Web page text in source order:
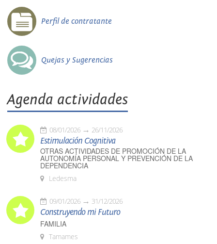
Perfil de contratante
Quejas y Sugerencias
Agenda actividades
08/01/2026 26/11/2026
Estimulación Cognitiva
OTRAS ACTIVIDADES DE PROMOCIÓN DE LA
AUTONOMÍA PERSONAL Y PREVENCIÓN DE LA
DEPENDENCIA
Ledesma
09/01/2026 31/12/2026
Construyendo mi Futuro
FAMILIA
Tamames